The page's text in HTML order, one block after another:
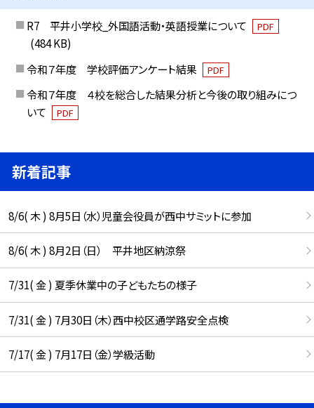
R7 平井小学校_外国語活動・英語授業について PDF
(484 KB)
令和７年度 学校評価アンケート結果
PDF
令和７年度 ４校を総合した結果分析と今後の取り組みにつ
いて
PDF
新着記事
8/6( 木 ) 8月5日（水）児童会役員が西中サミットに参加
8/6( 木 ) 8月2日（日） 平井地区納涼祭
7/31( 金 ) 夏季休業中の子どもたちの様子
7/31( 金 ) 7月30日（木）西中校区通学路安全点検
7/17( 金 ) 7月17日（金）学級活動